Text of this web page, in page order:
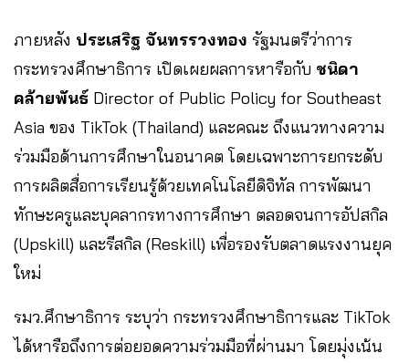
ภายหลัง ประเสริฐ จันทรรวงทอง รัฐมนตรีว่าการ
กระทรวงศึกษาธิการ เปิดเผยผลการหารือกับ ชนิดา
คล้ายพันธ์ Director of Public Policy for Southeast
Asia ของ TikTok (Thailand) และคณะ ถึงแนวทางความ
ร่วมมือด้านการศึกษาในอนาคต โดยเฉพาะการยกระดับ
การผลิตสื่อการเรียนรู้ด้วยเทคโนโลยีดิจิทัล การพัฒนา
ทักษะครูและบุคลากรทางการศึกษา ตลอดจนการอัปสกิล
(Upskill) และรีสกิล (Reskill) เพื่อรองรับตลาดแรงงานยุค
ใหม่
รมว.ศึกษาธิการ ระบุว่า กระทรวงศึกษาธิการและ TikTok
ได้หารือถึงการต่อยอดความร่วมมือที่ผ่านมา โดยมุ่งเน้น